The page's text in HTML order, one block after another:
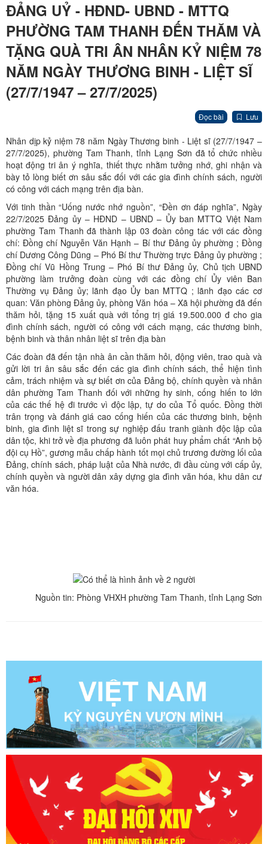
ĐẢNG UỶ - HĐND- UBND - MTTQ
PHƯỜNG TAM THANH ĐẾN THĂM VÀ
TẶNG QUÀ TRI ÂN NHÂN KỶ NIỆM 78
NĂM NGÀY THƯƠNG BINH - LIỆT SĨ
(27/7/1947 – 27/7/2025)
Đọc bài Lưu
Nhân dịp kỷ niệm 78 năm Ngày Thương binh - Liệt sĩ (27/7/1947 –
27/7/2025), phường Tam Thanh, tỉnh Lạng Sơn đã tổ chức nhiều
hoạt động tri ân ý nghĩa, thiết thực nhằm tưởng nhớ, ghi nhận và
bày tỏ lòng biết ơn sâu sắc đối với các gia đình chính sách, người
có công với cách mạng trên địa bàn.
Với tinh thần “Uống nước nhớ nguồn”, “Đền ơn đáp nghĩa”, Ngày
22/7/2025 Đảng ủy – HĐND – UBND – Ủy ban MTTQ Việt Nam
phường Tam Thanh đã thành lập 03 đoàn công tác với các đồng
chí: Đồng chí Nguyễn Văn Hạnh – Bí thư Đảng ủy phường ; Đồng
chí Dương Công Dũng – Phó Bí thư Thường trực Đảng ủy phường ;
Đồng chí Vũ Hồng Trung – Phó Bí thư Đảng ủy, Chủ tịch UBND
phường làm trưởng đoàn cùng với các đồng chí Ủy viên Ban
Thường vụ Đảng ủy; lãnh đạo Ủy ban MTTQ ; lãnh đạo các cơ
quan: Văn phòng Đảng ủy, phòng Văn hóa – Xã hội phường đã đến
thăm hỏi, tặng 15 xuất quà với tổng trị giá 19.500.000 đ cho gia
đình chính sách, người có công với cách mạng, các thương binh,
bệnh binh và thân nhân liệt sĩ trên địa bàn
Các đoàn đã đến tận nhà ân cần thăm hỏi, động viên, trao quà và
gửi lời tri ân sâu sắc đến các gia đình chính sách, thể hiện tình
cảm, trách nhiệm và sự biết ơn của Đảng bộ, chính quyền và nhân
dân phường Tam Thanh đối với những hy sinh, cống hiến to lớn
của các thế hệ đi trước vì độc lập, tự do của Tổ quốc. Đồng thời
trân trọng và đánh giá cao cống hiến của các thương binh, bệnh
binh, gia đình liệt sĩ trong sự nghiệp đấu tranh giành độc lập của
dân tộc, khi trở về địa phương đã luôn phát huy phẩm chất “Anh bộ
đội cụ Hồ”, gương mẫu chấp hành tốt mọi chủ trương đường lối của
Đảng, chính sách, pháp luật của Nhà nước, đi đầu cùng với cấp ủy,
chính quyền và người dân xây dựng gia đình văn hóa, khu dân cư
văn hóa.
Nguồn tin: Phòng VHXH phường Tam Thanh, tỉnh Lạng Sơn